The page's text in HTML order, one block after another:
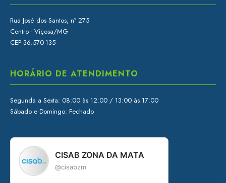
Rua José dos Santos, nº 275
Centro - Viçosa/MG
CEP 36.570-135
HORÁRIO DE ATENDIMENTO
Segunda a Sexta: 08:00 às 12:00 / 13:00 às 17:00
Sábado e Domingo: Fechado
CISAB ZONA DA MATA
@cisabzm